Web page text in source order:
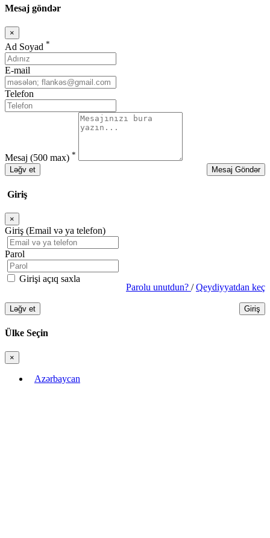
Mesaj göndər
×
Bağla
Ad Soyad *
E-mail
Telefon
Mesaj (500 max) *
Ləğv et
Mesaj Göndər
Giriş
×
Bağla
Giriş (Email və ya telefon)
Parol
Girişi açıq saxla
Parolu unutdun? /Qeydiyyatdan keç
Ləğv et Giriş
Ülke Seçin
×
Bağla
Azərbaycan